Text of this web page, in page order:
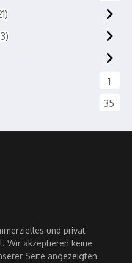
3
1
35
und privat
Wir akzeptieren keine
Seite angezeigten